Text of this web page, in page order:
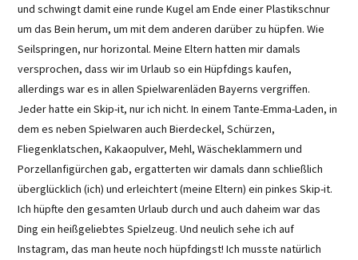
und schwingt damit eine runde Kugel am Ende einer Plastikschnur
um das Bein herum, um mit dem anderen darüber zu hüpfen. Wie
Seilspringen, nur horizontal. Meine Eltern hatten mir damals
versprochen, dass wir im Urlaub so ein Hüpfdings kaufen,
allerdings war es in allen Spielwarenläden Bayerns vergriffen.
Jeder hatte ein Skip-it, nur ich nicht. In einem Tante-Emma-Laden, in
dem es neben Spielwaren auch Bierdeckel, Schürzen,
Fliegenklatschen, Kakaopulver, Mehl, Wäscheklammern und
Porzellanfigürchen gab, ergatterten wir damals dann schließlich
überglücklich (ich) und erleichtert (meine Eltern) ein pinkes Skip-it.
Ich hüpfte den gesamten Urlaub durch und auch daheim war das
Ding ein heißgeliebtes Spielzeug. Und neulich sehe ich auf
Instagram, das man heute noch hüpfdingst! Ich musste natürlich